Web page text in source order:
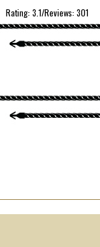
Rating: 3.1/Reviews: 301